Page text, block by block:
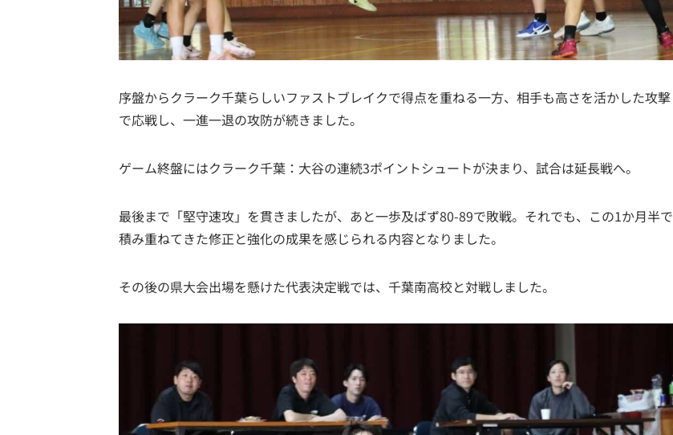
序盤からクラーク千葉らしいファストブレイクで得点を重ねる一方、相手も高さを活かした攻撃
で応戦し、一進一退の攻防が続きました。
ゲーム終盤にはクラーク千葉：大谷の連続3ポイントシュートが決まり、試合は延長戦へ。
最後まで「堅守速攻」を貫きましたが、あと一歩及ばず80-89で敗戦。それでも、この1か月半で
積み重ねてきた修正と強化の成果を感じられる内容となりました。
その後の県大会出場を懸けた代表決定戦では、千葉南高校と対戦しました。